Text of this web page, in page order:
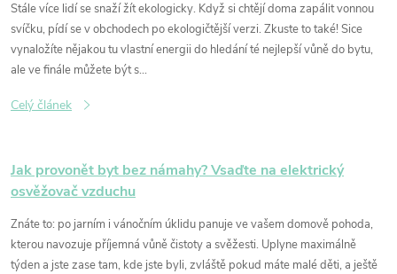
Stále více lidí se snaží žít ekologicky. Když si chtějí doma zapálit vonnou
svíčku, pídí se v obchodech po ekologičtější verzi. Zkuste to také! Sice
vynaložíte nějakou tu vlastní energii do hledání té nejlepší vůně do bytu,
ale ve finále můžete být s...
Celý článek
Jak provonět byt bez námahy? Vsaďte na elektrický
osvěžovač vzduchu
Znáte to: po jarním i vánočním úklidu panuje ve vašem domově pohoda,
kterou navozuje příjemná vůně čistoty a svěžesti. Uplyne maximálně
týden a jste zase tam, kde jste byli, zvláště pokud máte malé děti, a ještě